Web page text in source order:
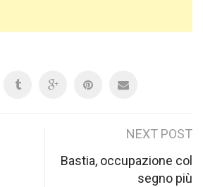
NEXT POST
Bastia, occupazione col
segno più